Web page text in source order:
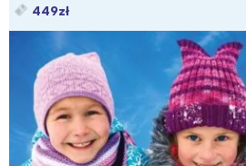
449zł